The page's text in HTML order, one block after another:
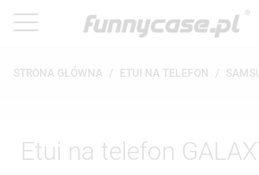
STRONA GŁÓWNA ETUI NA TELEFON
Etui na telefon